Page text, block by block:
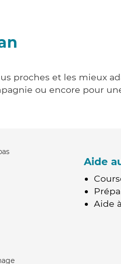
proches et les mieux
ou encore pour
Aide
Aide